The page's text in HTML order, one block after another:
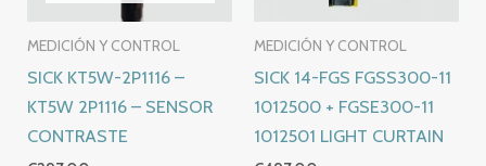
MEDICIÓN Y CONTROL
SICK KT5W-2P1116 –
KT5W 2P1116 – SENSOR
CONTRASTE
MEDICIÓN Y CONTROL
SICK 14-FGS FGSS300-11
1012500 + FGSE300-11
1012501 LIGHT CURTAIN